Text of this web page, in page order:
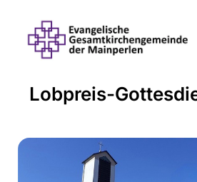
Lobpreis-